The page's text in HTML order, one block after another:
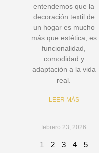
entendemos que la
decoración textil de
un hogar es mucho
más que estética; es
funcionalidad,
comodidad y
adaptación a la vida
real.
LEER MÁS
febrero 23, 2026
1 2 3 4 5